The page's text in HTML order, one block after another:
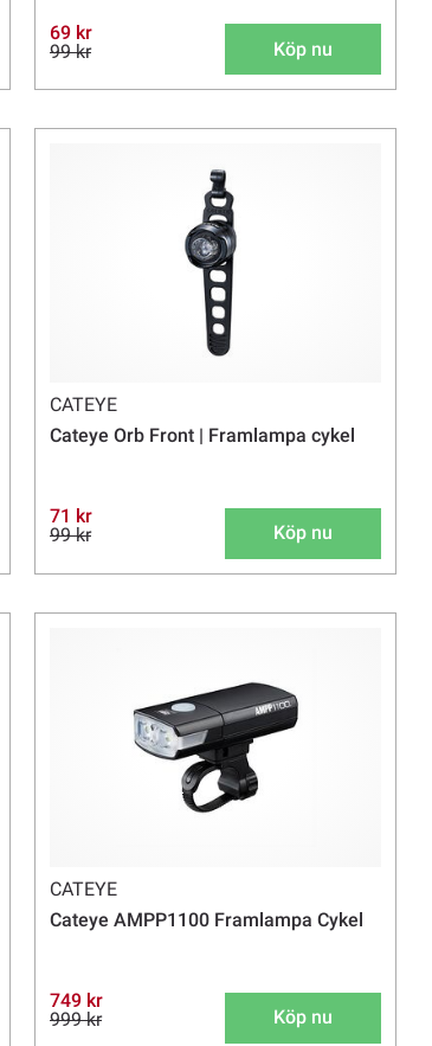
69 kr
99 kr
Köp nu
CATEYE
Cateye Orb Front | Framlampa cykel
71 kr
99 kr
Köp nu
CATEYE
Cateye AMPP1100 Framlampa Cykel
749 kr
999 kr
Köp nu